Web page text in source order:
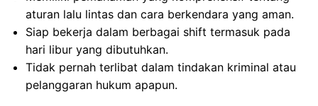
aturan lalu lintas dan cara berkendara yang aman.
Siap bekerja dalam berbagai shift termasuk pada
hari libur yang dibutuhkan.
Tidak pernah terlibat dalam tindakan kriminal atau
pelanggaran hukum apapun.